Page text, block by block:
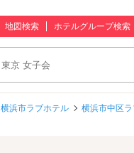
地図検索 ホテルグループ検索
横浜市ラブホテル
横浜市中区